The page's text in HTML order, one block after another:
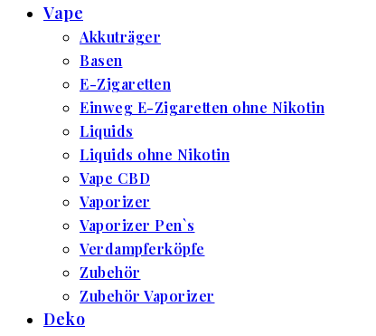
Vape
Akkuträger
Basen
E-Zigaretten
Einweg E-Zigaretten ohne Nikotin
Liquids
Liquids ohne Nikotin
Vape CBD
Vaporizer
Vaporizer Pen`s
Verdampferköpfe
Zubehör
Zubehör Vaporizer
Deko